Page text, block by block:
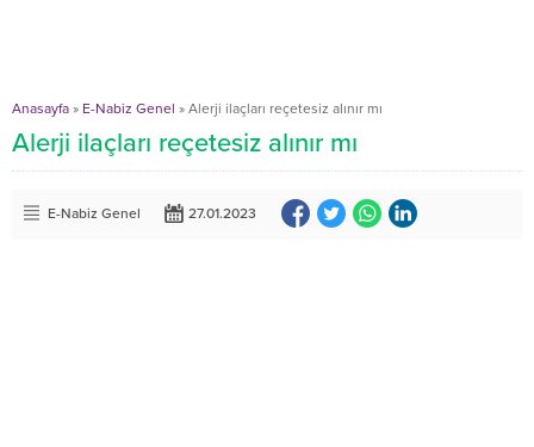
Anasayfa » E-Nabiz Genel » Alerji ilaçları reçetesiz alınır mı
Alerji ilaçları reçetesiz alınır mı
E-Nabiz Genel 27.01.2023